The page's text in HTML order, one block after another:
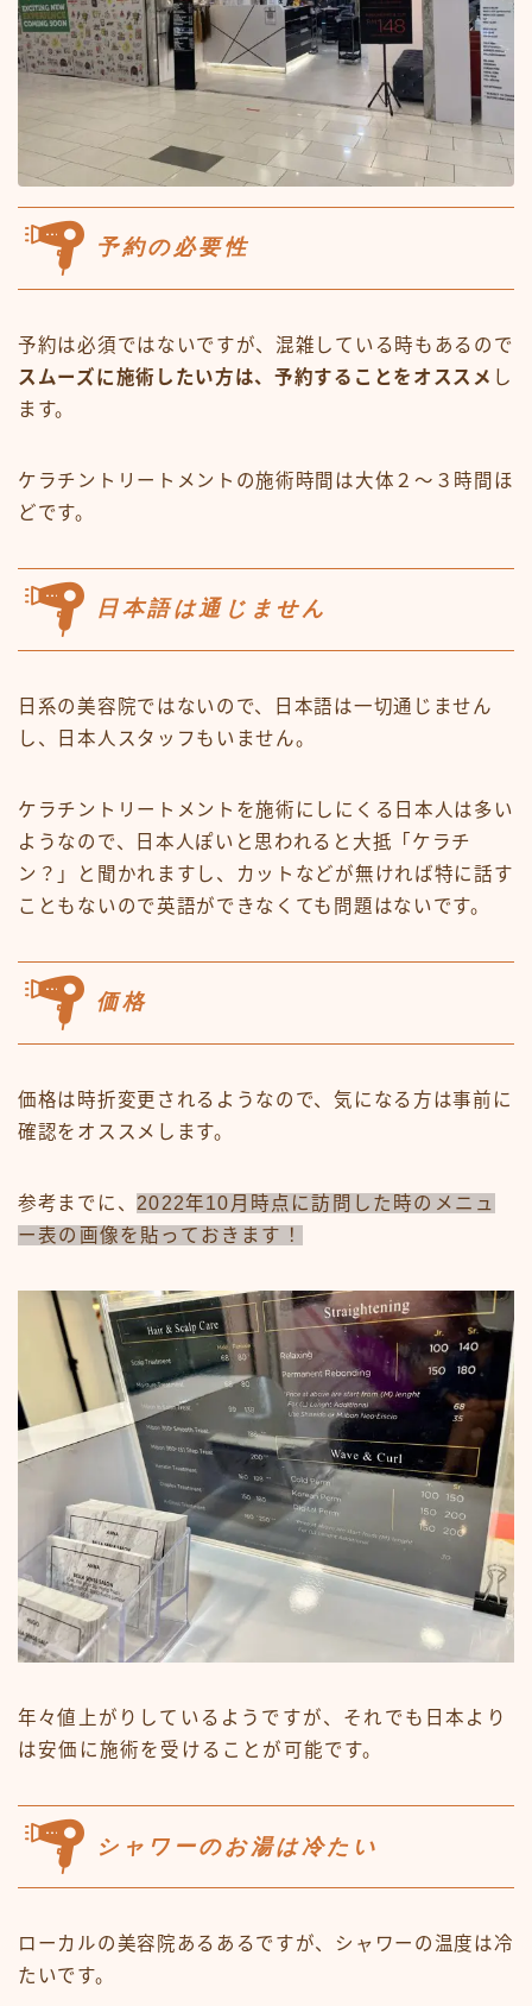
予約の必要性
予約は必須ではないですが、混雑している時もあるので
スムーズに施術したい方は、予約することをオススメ し
ます。
ケラチントリートメントの施術時間は大体２〜３時間ほ
どです。
日本語は通じません
日系の美容院ではないので、日本語は一切通じません
し、日本人スタッフもいません。
ケラチントリートメントを施術にしにくる日本人は多い
ようなので、日本人ぽいと思われると大抵「ケラチ
ン？」と聞かれますし、カットなどが無ければ特に話す
こともないので英語ができなくても問題はないです。
価格
価格は時折変更されるようなので、気になる方は事前に
確認をオススメします。
参考までに、 2022年10月時点に訪問した時のメニュ
ー表の画像を貼っておきます！
年々値上がりしているようですが、それでも日本より
は安価に施術を受けることが可能です。
シャワーのお湯は冷たい
ローカルの美容院あるあるですが、シャワーの温度は冷
たいです。